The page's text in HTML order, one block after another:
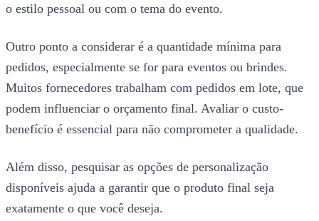
o estilo pessoal ou com o tema do evento.
Outro ponto a considerar é a quantidade mínima para
pedidos, especialmente se for para eventos ou brindes.
Muitos fornecedores trabalham com pedidos em lote, que
podem influenciar o orçamento final. Avaliar o custo-
benefício é essencial para não comprometer a qualidade.
Além disso, pesquisar as opções de personalização
disponíveis ajuda a garantir que o produto final seja
exatamente o que você deseja.